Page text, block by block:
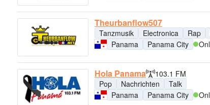
Theurbanflow507
Tanzmusik Electronica Rap
Panama
Panama City
Hola Panama
103.1 FM
Pop
Nachrichten
Talk
Panama
Panama City